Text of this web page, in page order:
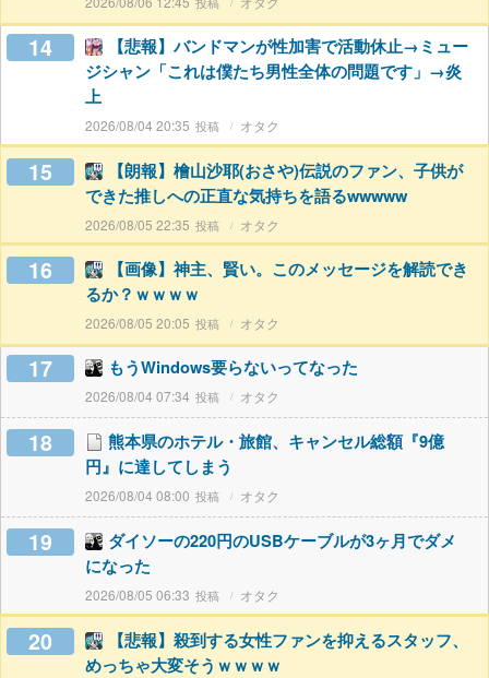
14
【悲報】バンドマンが性加害で活動休止→ミュー
ジシャン「これは僕たち男性全体の問題です」→炎
上
2026/08/04 20:35 オタク
15
【朗報】檜山沙耶(おさや)伝説のファン、子供が
できた推しへの正直な気持ちを語るwwwww
2026/08/05 22:35 オタク
16
【画像】神主、賢い。このメッセージを解読でき
るか？ｗｗｗｗ
2026/08/05 20:05 オタク
17 もうWindows要らないってなった
2026/08/04 07:34 オタク
18
熊本県のホテル・旅館、キャンセル総額『9億
円』に達してしまう
2026/08/04 08:00 オタク
19
ダイソーの220円のUSBケーブルが3ヶ月でダメ
になった
2026/08/05 06:33 オタク
20
【悲報】殺到する女性ファンを抑えるスタッフ、
めっちゃ大変そうｗｗｗｗ